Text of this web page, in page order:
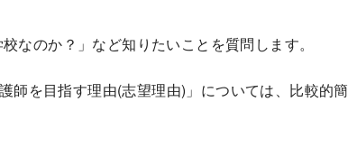
なのか？」など知りたいことを質問します。
師を目指す理由(志望理由)」については、比較的簡